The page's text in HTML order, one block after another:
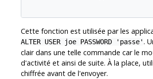
Cette fonction est utilisée par les
ALTER USER joe PASSWORD 'passe'.
clair dans une telle commande car le
d'activité et ainsi de suite. À la place,
chiffrée avant de l'envoyer.